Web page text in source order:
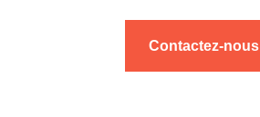
Contactez-nous